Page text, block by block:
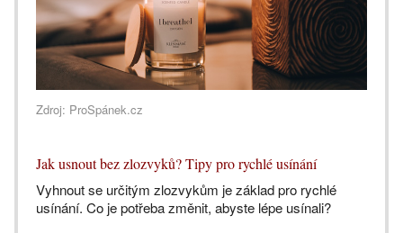
Zdroj: ProSpánek.cz
Jak usnout bez zlozvyků? Tipy pro rychlé usínání
Vyhnout se určitým zlozvykům je základ pro rychlé
usínání. Co je potřeba změnit, abyste lépe usínali?